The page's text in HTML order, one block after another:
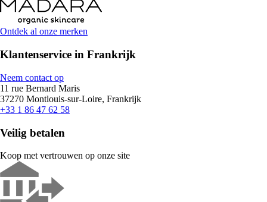
Ontdek al onze merken
Klantenservice in Frankrijk
Neem contact op
11 rue Bernard Maris
37270 Montlouis-sur-Loire, Frankrijk
+33 1 86 47 62 58
Veilig betalen
Koop met vertrouwen op onze site